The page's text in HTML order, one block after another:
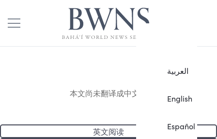
العربية
English
Español
本文尚未翻译成中文。
英文阅读